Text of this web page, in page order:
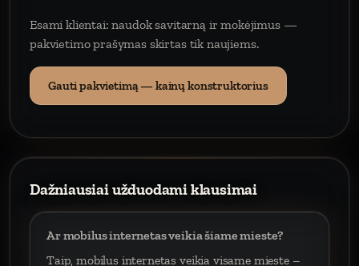
Esami klientai: naudok savitarną ir mokėjimus —
pakvietimo prašymas skirtas tik naujiems.
Gauti pakvietimą — kainų konstruktorius
Dažniausiai užduodami klausimai
Ar mobilus internetas veikia šiame mieste?
Taip, mobilus internetas veikia visame mieste –